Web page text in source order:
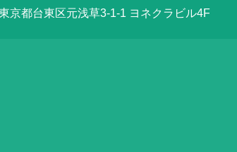
京都台東区元浅草3-1-1 ヨネクラビル4F